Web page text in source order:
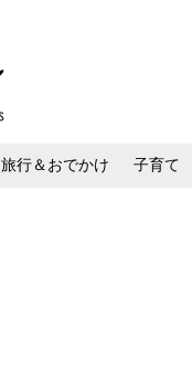
旅行＆おでかけ 子育て